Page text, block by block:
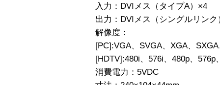
入力：DVIメス（タイプA）×4
出力：DVIメス（シングルリンク
解像度：
[PC]:VGA、SVGA、XGA、
[HDTV]:480i、576i、480p、576p
消費電力：5VDC